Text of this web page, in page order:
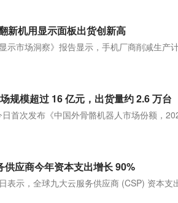
新机用显示面板出货创新高
示市场洞察》报告显示，手机厂商削减生产
规模超过 16 亿元，出货量约 2.6 万台
首次发布《中国外骨骼机器人市场份额，
应商今年资本支出增长 90%
表示，全球九大云服务供应商 (CSP) 资本支